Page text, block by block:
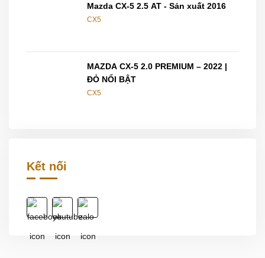
Mazda CX-5 2.5 AT - Sản xuất 2016
CX5
MAZDA CX-5 2.0 PREMIUM – 2022 |
ĐỎ NỔI BẬT
CX5
Kết nối